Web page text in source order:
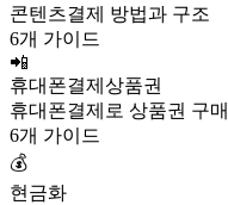
콘텐츠결제 방법과 구조
6개 가이드
📲
휴대폰결제상품권
휴대폰결제로 상품권 구매
6개 가이드
💰
현금화